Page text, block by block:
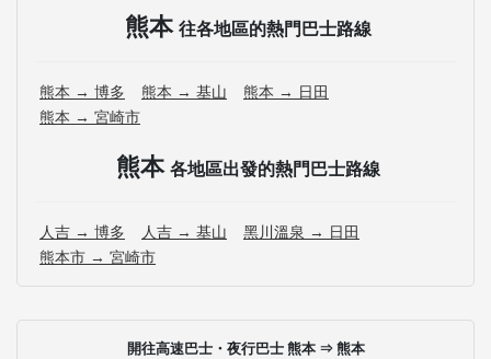
熊本 往各地區的熱門巴士路線
熊本 → 博多 熊本 → 基山
熊本 → 日田
熊本 → 宮崎市
熊本 各地區出發的熱門巴士路線
人吉 → 博多 人吉 → 基山
黑川溫泉 → 日田
熊本市 → 宮崎市
開往高速巴士・夜行巴士 熊本 ⇒ 熊本